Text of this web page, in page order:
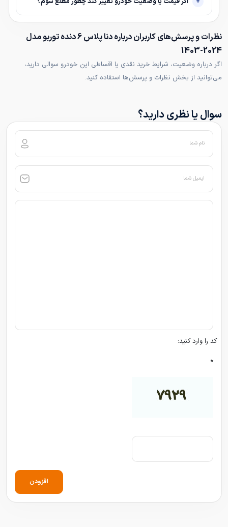
نظرات و پرسش‌های کاربران درباره دنا پلاس 6 دنده توربو مدل
2024-1403
اگر درباره وضعیت، شرایط خرید نقدی یا اقساطی این خودرو سوالی دارید،
می‌توانید از بخش نظرات و پرسش‌ها استفاده کنید.
سوال یا نظری دارید؟
نام شما
ایمیل شما
کد را وارد کنید:
*
افزودن